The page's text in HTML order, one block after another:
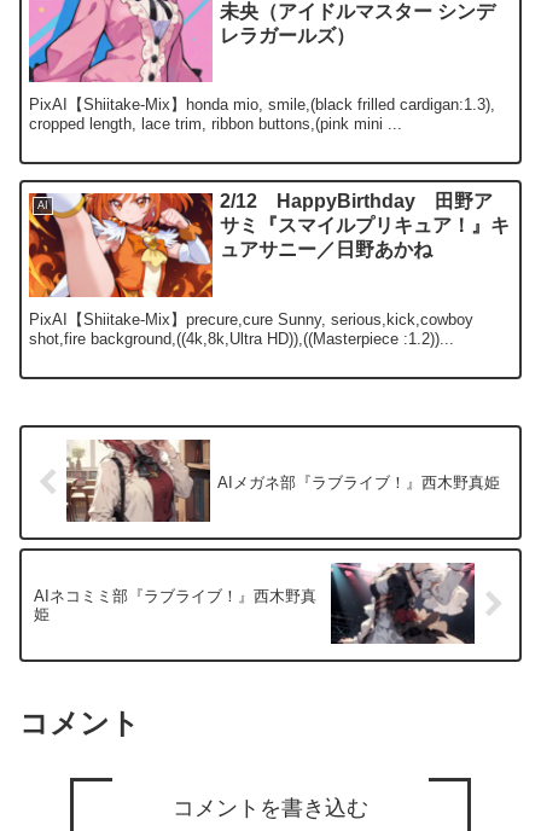
未央（アイドルマスター シンデ
レラガールズ）
PixAI【Shiitake-Mix】honda mio, smile,(black frilled cardigan:1.3),
cropped length, lace trim, ribbon buttons,(pink mini ...
AI
2/12 HappyBirthday 田野ア
サミ『スマイルプリキュア！』キ
ュアサニー／日野あかね
PixAI【Shiitake-Mix】precure,cure Sunny, serious,kick,cowboy
shot,fire background,((4k,8k,Ultra HD)),((Masterpiece :1.2))...
AIメガネ部『ラブライブ！』西木野真姫
AIネコミミ部『ラブライブ！』西木野真
姫
コメント
コメントを書き込む